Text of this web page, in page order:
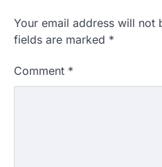
Your email address will not
fields are marked *
Comment *